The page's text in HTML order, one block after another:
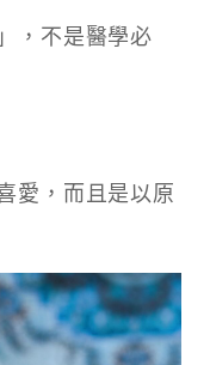
，不是醫學必
愛，而且是以原